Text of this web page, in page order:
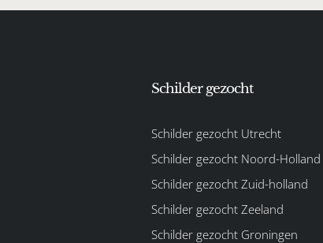
Schilder gezocht
Schilder gezocht Utrecht
Schilder gezocht Noord-Holland
Schilder gezocht Zuid-holland
Schilder gezocht Zeeland
Schilder gezocht Groningen